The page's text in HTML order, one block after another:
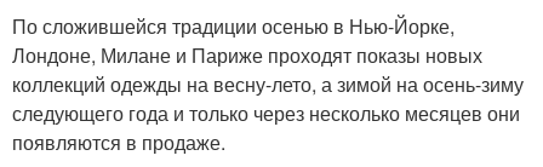
По сложившейся традиции осенью в Нью-Йорке,
Лондоне, Милане и Париже проходят показы новых
коллекций одежды на весну-лето, а зимой на осень-зиму
следующего года и только через несколько месяцев они
появляются в продаже.